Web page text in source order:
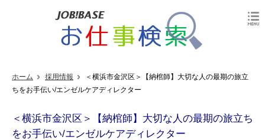
ホーム 採用情報
＜横浜市金沢区＞【納棺師】大切な人の最期の旅立
ちをお手伝い/エンゼルケアディレクター
＜横浜市金沢区＞【納棺師】大切な人の最期の旅立ち
をお手伝い/エンゼルケアディレクター